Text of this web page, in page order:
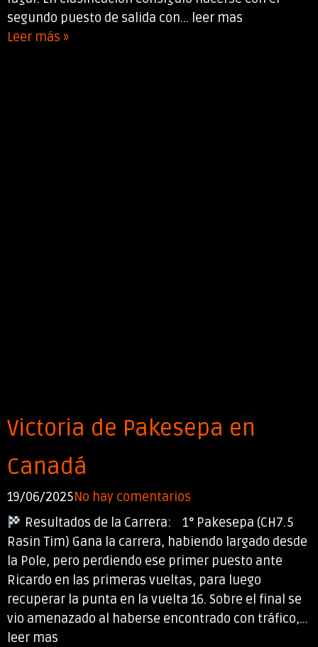
segundo puesto de salida con... leer mas
Leer más »
Victoria de Pakesepa en
Canadá
19/06/2025No hay comentarios
Resultados de la Carrera: 1° Pakesepa (CH7.5
Rasin Tim) Gana la carrera, habiendo largado desde
la Pole, pero perdiendo ese primer puesto ante
Ricardo en las primeras vueltas, para luego
recuperar la punta en la vuelta 16. Sobre el final se
vio amenazado al haberse encontrado con tráfico,...
leer mas